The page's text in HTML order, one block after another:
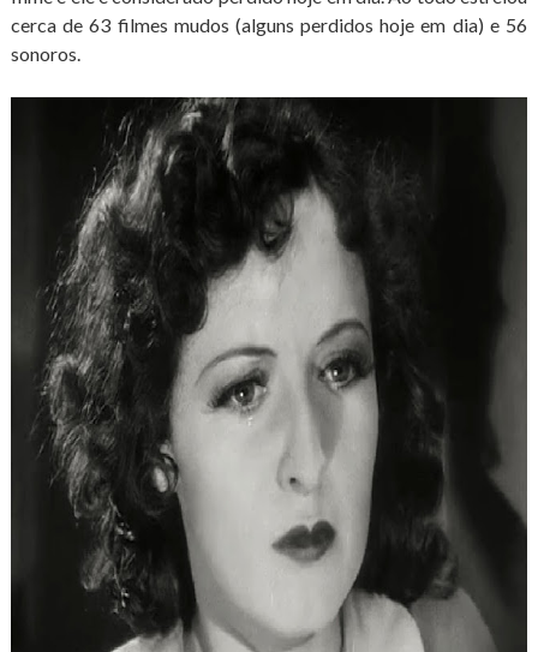
cerca de 63 filmes mudos (alguns perdidos hoje em dia) e 56
sonoros.